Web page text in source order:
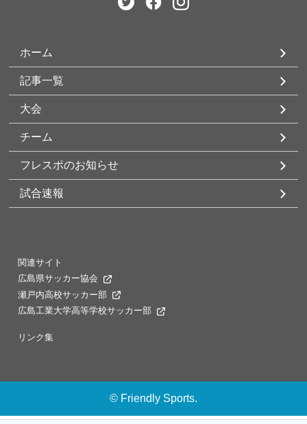
ホーム
記事一覧
大会
チーム
フレスポのお知らせ
試合速報
関連サイト
広島県サッカー協会
瀬戸内高校サッカー部
広島工業大学高等学校サッカー部
リンク集
© Friendly Sports.